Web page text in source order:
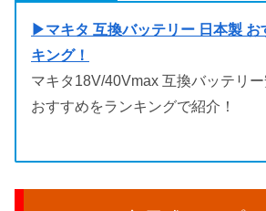
▶マキタ 互換バッテリー 日本製 お
キング！
マキタ18V/40Vmax 互換バッテリ
おすすめをランキングで紹介！